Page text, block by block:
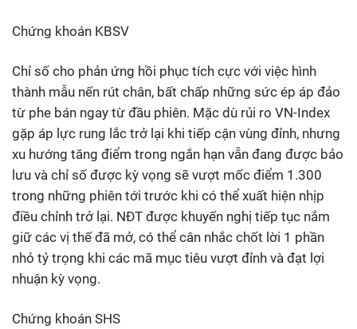
Chứng khoán KBSV
Chỉ số cho phản ứng hồi phục tích cực với việc hình
thành mẫu nến rút chân, bất chấp những sức ép áp đảo
từ phe bán ngay từ đầu phiên. Mặc dù rủi ro VN-Index
gặp áp lực rung lắc trở lại khi tiếp cận vùng đỉnh, nhưng
xu hướng tăng điểm trong ngắn hạn vẫn đang được bảo
lưu và chỉ số được kỳ vọng sẽ vượt mốc điểm 1.300
trong những phiên tới trước khi có thể xuất hiện nhịp
điều chỉnh trở lại. NĐT được khuyến nghị tiếp tục nắm
giữ các vị thế đã mở, có thể cân nhắc chốt lời 1 phần
nhỏ tỷ trọng khi các mã mục tiêu vượt đỉnh và đạt lợi
nhuận kỳ vọng.
Chứng khoán SHS